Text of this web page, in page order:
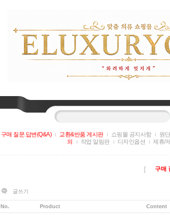
구매 질문.답변(Q&A) 교환&반품 게시판 쇼핑몰 공지사항 원
의
작업 알림판 디자인옵션 제휴/
[ 구매
글쓰기
No. Product Content